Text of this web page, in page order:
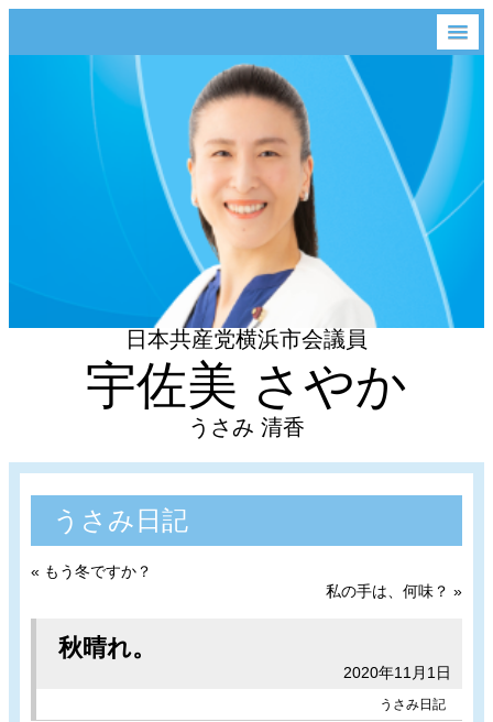
宇佐美 さやか
うさみ 清香
日本共産党横浜市会議員
うさみ日記
« もう冬ですか？
私の手は、何味？ »
秋晴れ。
2020年11月1日
うさみ日記